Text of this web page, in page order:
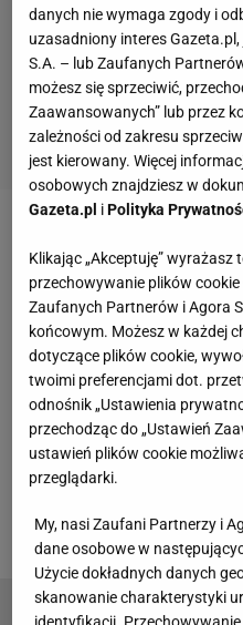
Albanią. Znamy
Najpierw do francuskiej
Hamulić, teraz do
Davo. O transferze w
Wisła Płock. "Davo,
półrocze w naszych
oficjalnym komunikacie.
danych nie wymaga zgody i
uzasadniony interes
S.A. – lub Zaufanych
możesz się sprzeciwić,
Zaawansowanych” lub przez
zależności od zakresu
jest kierowany. Więcej
osobowych znajdziesz w
Gazeta.pl iPolityka
Klikając „Akceptuję”
przechowywanie plików
Zaufanych Partnerów i Agora
końcowym. Możesz w każdej
dotyczące plików cookie,
twoimi preferencjami dot.
odnośnik „Ustawienia
przechodząc do „Ustawień
ustawień plików cookie
przeglądarki.
My, nasi Zaufani Partnerzy i
dane osobowe w
Użycie dokładnych danych
skanowanie charakterystyki